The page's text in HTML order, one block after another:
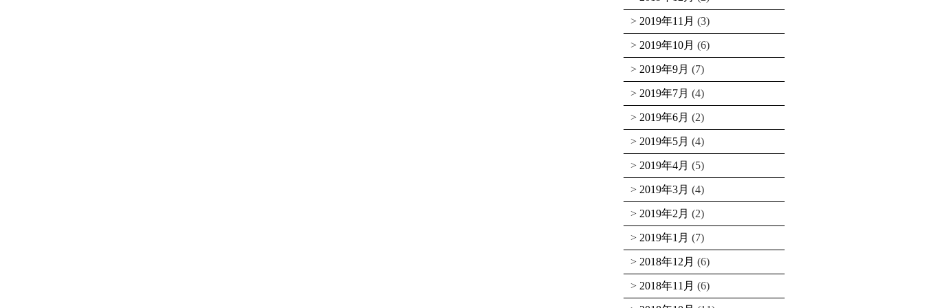
2019年11月 (3)
2019年10月 (6)
2019年9月 (7)
2019年7月 (4)
2019年6月 (2)
2019年5月 (4)
2019年4月 (5)
2019年3月 (4)
2019年2月 (2)
2019年1月 (7)
2018年12月 (6)
2018年11月 (6)